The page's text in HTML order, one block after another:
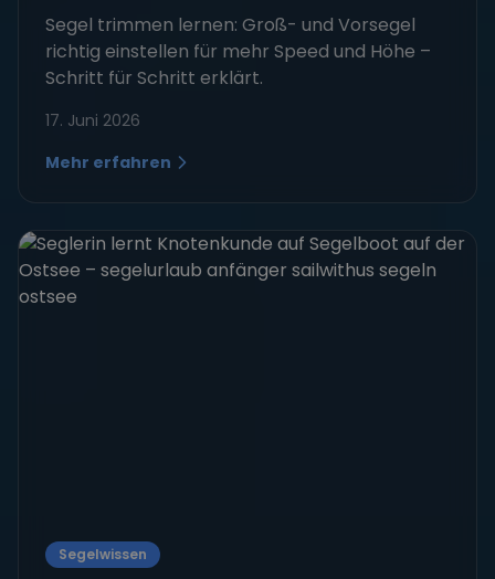
Segel trimmen lernen: Groß- und Vorsegel
richtig einstellen für mehr Speed und Höhe –
Schritt für Schritt erklärt.
17. Juni 2026
Mehr erfahren
Segelwissen